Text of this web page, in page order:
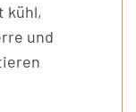
kühl,
und